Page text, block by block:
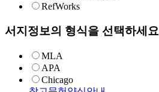
RefWorks
서지정보의 형식을 선택하세요
MLA
APA
Chicago